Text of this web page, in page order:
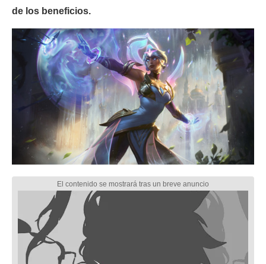
de los beneficios.